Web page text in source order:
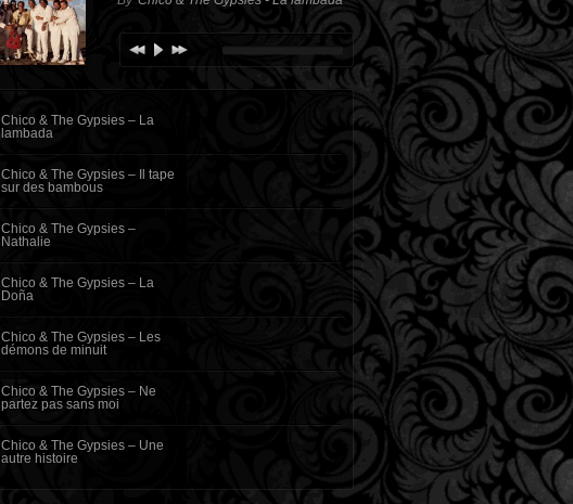
Chico & The Gypsies – La
lambada
Chico & The Gypsies – Il tape
sur des bambous
Chico & The Gypsies –
Nathalie
Chico & The Gypsies – La
Doña
Chico & The Gypsies – Les
démons de minuit
Chico & The Gypsies – Ne
partez pas sans moi
Chico & The Gypsies – Une
autre histoire